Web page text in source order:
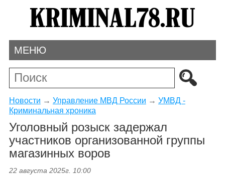
МЕНЮ
Новости → Управление МВД России → УМВД -
Криминальная хроника
Уголовный розыск задержал
участников организованной группы
магазинных воров
22 августа 2025г. 10:00